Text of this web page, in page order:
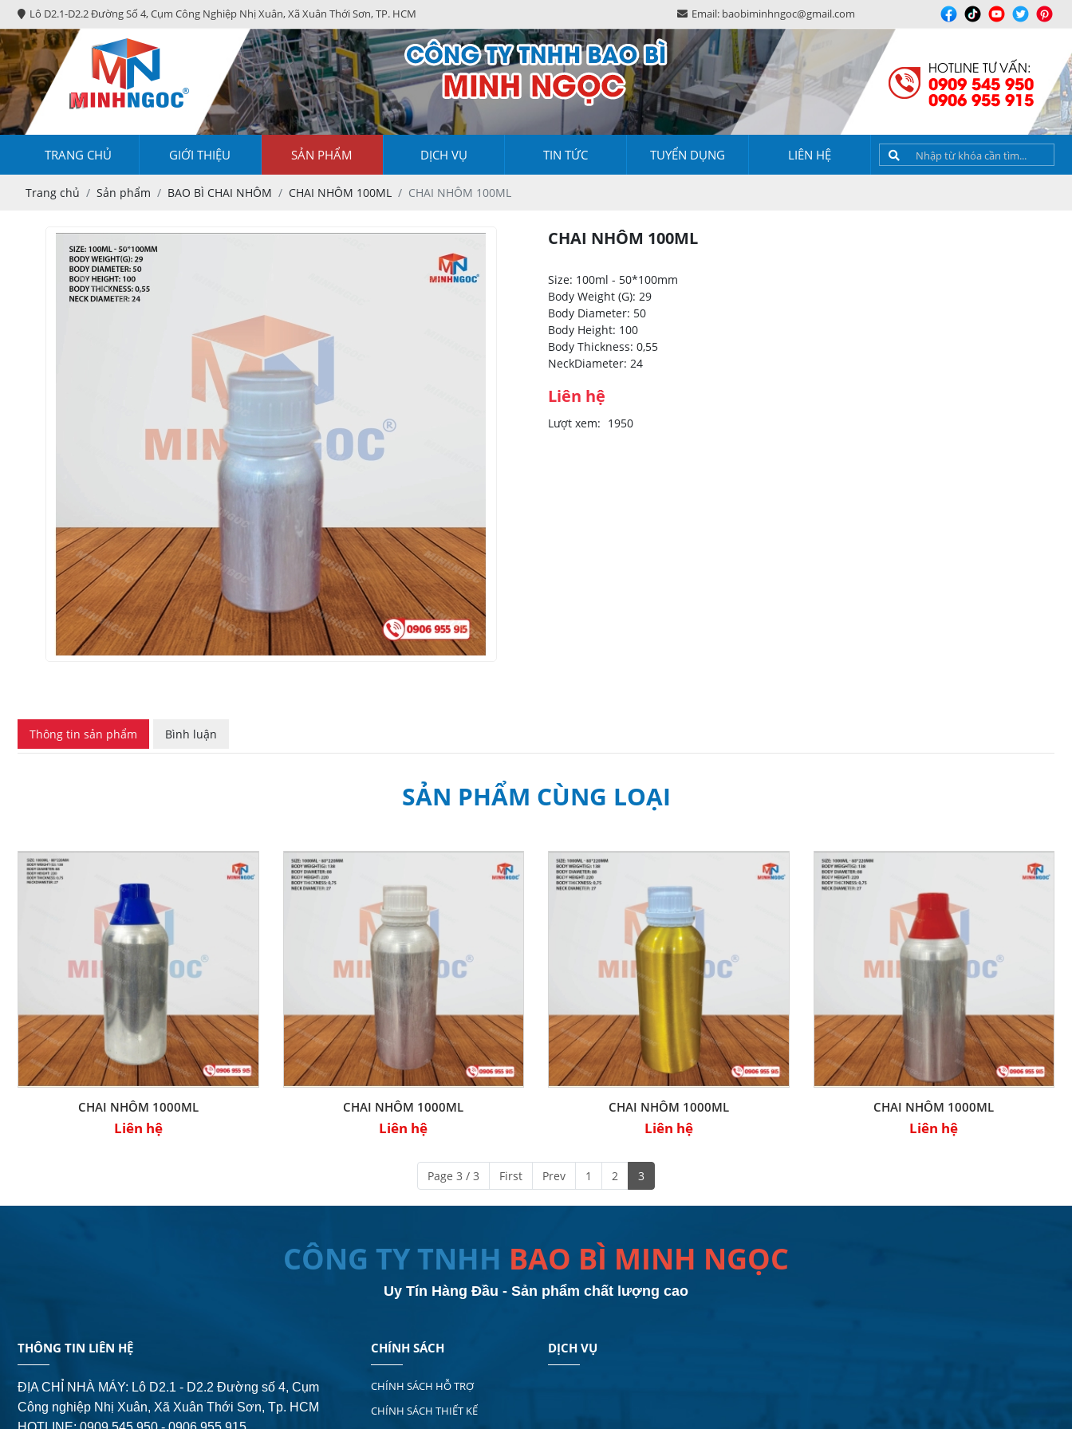
Lô D2.1-D2.2 Đường Số 4, Cụm Công Nghiệp Nhị Xuân, Xã Xuân Thới Sơn, TP. HCM Email: baobiminhngoc@gmail.com
HOTLINE TƯ VẤN:
0909 545 950
0906 955 915
TRANG CHỦ GIỚI THIỆU SẢN PHẨM DỊCH VỤ TIN TỨC TUYỂN DỤNG LIÊN HỆ
Trang chủ Sản phẩm BAO BÌ CHAI NHÔM CHAI NHÔM 100ML CHAI NHÔM 100ML
CHAI NHÔM 100ML
Size: 100ml - 50*100mm
Body Weight (G): 29
Body Diameter: 50
Body Height: 100
Body Thickness: 0,55
NeckDiameter: 24
Liên hệ
Lượt xem: 1950
Thông tin sản phẩm Bình luận
SẢN PHẨM CÙNG LOẠI
CHAI NHÔM 1000ML
Liên hệ
CHAI NHÔM 1000ML
Liên hệ
CHAI NHÔM 1000ML
Liên hệ
CHAI NHÔM 1000ML
Liên hệ
Page 3 / 3 First Prev 1 2 3
CÔNG TY TNHH BAO BÌ MINH NGỌC
Uy Tín Hàng Đầu - Sản phẩm chất lượng cao
THÔNG TIN LIÊN HỆ
ĐỊA CHỈ NHÀ MÁY: Lô D2.1 - D2.2 Đường số 4, Cụm
Công nghiệp Nhị Xuân, Xã Xuân Thới Sơn, Tp. HCM
CHÍNH SÁCH
CHÍNH SÁCH HỖ TRỢ
CHÍNH SÁCH THIẾT KẾ
DỊCH VỤ